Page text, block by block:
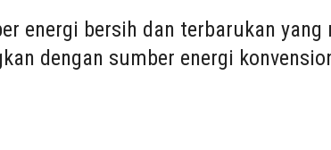
energi bersih dan terbarukan yang
dengan sumber energi